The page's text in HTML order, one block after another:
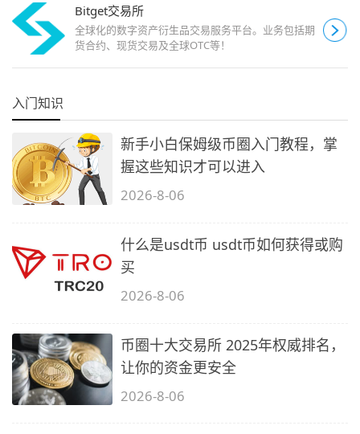
Bitget交易所
全球化的数字资产衍生品交易服务平台。业务包括期
货合约、现货交易及全球OTC等！
入门知识
新手小白保姆级币圈入门教程，掌
握这些知识才可以进入
2026-8-06
什么是usdt币 usdt币如何获得或购
买
2026-8-06
币圈十大交易所 2025年权威排名，
让你的资金更安全
2026-8-06